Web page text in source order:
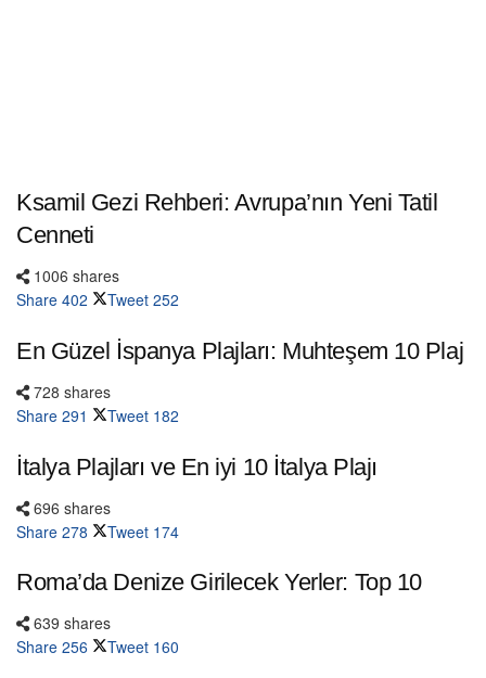
Ksamil Gezi Rehberi: Avrupa’nın Yeni Tatil
Cenneti
1006 shares
Share 402 Tweet 252
En Güzel İspanya Plajları: Muhteşem 10 Plaj
728 shares
Share 291 Tweet 182
İtalya Plajları ve En iyi 10 İtalya Plajı
696 shares
Share 278 Tweet 174
Roma’da Denize Girilecek Yerler: Top 10
639 shares
Share 256 Tweet 160